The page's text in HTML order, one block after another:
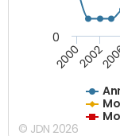
20002002
0
© JDN 2026